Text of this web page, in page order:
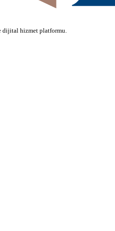
dijital hizmet platformu.